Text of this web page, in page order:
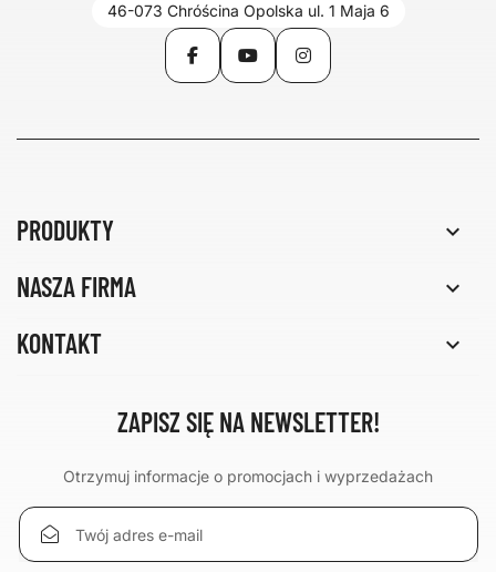
46-073 Chróścina Opolska ul. 1 Maja 6
FacebookYouTubeInstagram
PRODUKTY 
NASZA FIRMA 
KONTAKT 
ZAPISZ SIĘ NA NEWSLETTER!
Otrzymuj informacje o promocjach i wyprzedażach